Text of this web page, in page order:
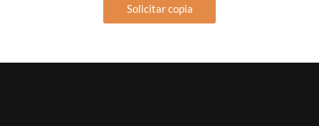
Solicitar copia